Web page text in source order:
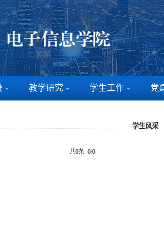
教学研究 学生工作 党
学生风采
共0条 0/0